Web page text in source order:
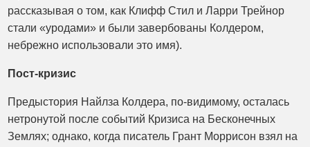
рассказывая о том, как Клифф Стил и Ларри Трейнор
стали «уродами» и были завербованы Колдером,
небрежно использовали это имя).
Пост-кризис
Предыстория Найлза Колдера, по-видимому, осталась
нетронутой после событий Кризиса на Бесконечных
Землях; однако, когда писатель Грант Моррисон взял на